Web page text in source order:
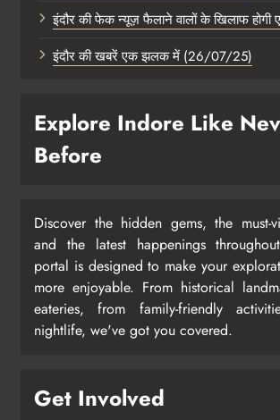
इंदौर की फेक न्यूज़ फैलाने वालों के खिलाफ
इंदौर की खबरें एक झलक में (26/07/25)
Explore Indore Like
Before
Discover the hidden gems, the must-
and the latest happenings
portal is designed to make your
more enjoyable. From historical
eateries, from family-friendly
nightlife, we've got you covered.
Get Involved